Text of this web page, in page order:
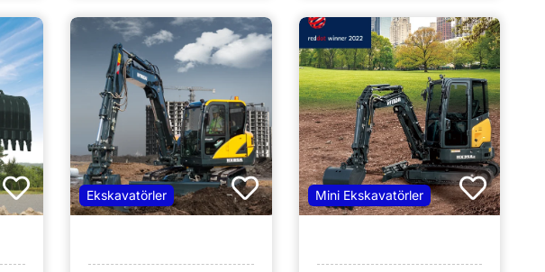
Ekskavatörler Mini Ekskavatörler